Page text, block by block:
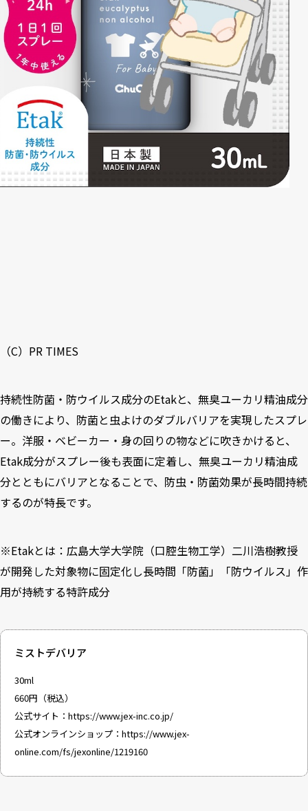
（C）PR TIMES
持続性防菌・防ウイルス成分のEtakと、無臭ユーカリ精油成分
の働きにより、防菌と虫よけのダブルバリアを実現したスプレ
ー。洋服・ベビーカー・身の回りの物などに吹きかけると、
Etak成分がスプレー後も表面に定着し、無臭ユーカリ精油成
分とともにバリアとなることで、防虫・防菌効果が長時間持続
するのが特長です。
※Etakとは：広島大学大学院（口腔生物工学）二川浩樹教授
が開発した対象物に固定化し長時間「防菌」「防ウイルス」作
用が持続する特許成分
ミストデバリア
30ml
660円（税込）
公式サイト： https://www.jex-inc.co.jp/
公式オンラインショップ： https://www.jex-
online.com/fs/jexonline/1219160